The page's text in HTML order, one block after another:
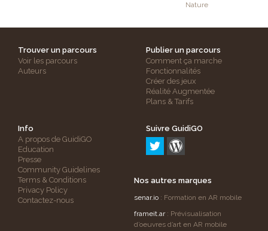
Nature
Trouver un parcours
Voir les parcours
Auteurs
Publier un parcours
Comment ça marche
Fonctionnalités
Créer des jeux
Réalité Augmentée
Plans & Tarifs
Info
A propos de GuidiGO
Education
Presse
Community Guidelines
Terms & Conditions
Privacy Policy
Contactez-nous
Suivre GuidiGO
Nos autres marques
senar.io : Formation en AR mobile
frameit.ar: Prévisualisation
d’oeuvres d’art en AR mobile